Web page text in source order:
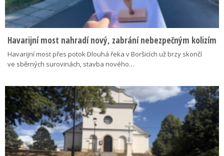
Havarijní most nahradí nový, zabrání nebezpečným kolizím
Havarijní most přes potok Dlouhá řeka v Boršicích už brzy skončí
ve sběrných surovinách, stavba nového…